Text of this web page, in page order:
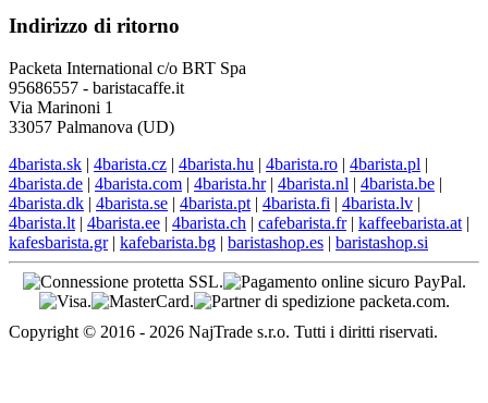
Indirizzo di ritorno
Packeta International c/o BRT Spa
95686557 - baristacaffe.it
Via Marinoni 1
33057 Palmanova (UD)
4barista.sk | 4barista.cz | 4barista.hu | 4barista.ro | 4barista.pl |
4barista.de | 4barista.com | 4barista.hr| 4barista.nl | 4barista.be |
4barista.dk | 4barista.se | 4barista.pt | 4barista.fi | 4barista.lv |
4barista.lt | 4barista.ee | 4barista.ch | cafebarista.fr| kaffeebarista.at |
kafesbarista.gr| kafebarista.bg | baristashop.es | baristashop.si
Copyright © 2016 - 2026 NajTrade s.r.o. Tutti i diritti riservati.